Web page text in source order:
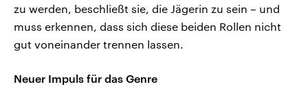
zu werden, beschließt sie, die Jägerin zu sein – und
muss erkennen, dass sich diese beiden Rollen nicht
gut voneinander trennen lassen.
Neuer Impuls für das Genre